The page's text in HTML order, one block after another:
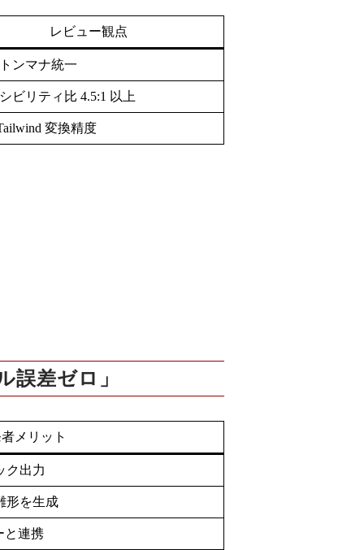
レビュー観点
ンマナ統一
ビリティ比 4.5:1 以上
変換精度
誤差ゼロ」
メリット
ク出力
形を生成
と連携